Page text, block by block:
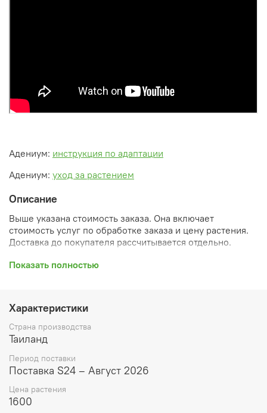
Адениум: инструкция по адаптации
Адениум: уход за растением
Описание
Выше указана стоимость заказа. Она включает
стоимость услуг по обработке заказа и цену растения.
Доставка до покупателя рассчитывается отдельно.
После оформления заказа вы получите его
скидки, уточнен способ доставки, сделано
бронирование и т.д.). Затем вам будут высланы
согласованные счета со ссылками на оплату услуг и
растений. При этом предварительный заказ теряет силу.
Внимание: фото в каталоге демонстрирует сорт, а не
растение, которое вы получите. Растения приезжают в
размере, указанном в карточке товара ниже.
Показать полностью
Характеристики
Страна производства
Таиланд
Период поставки
Поставка S24 – Август 2026
Цена растения
1600